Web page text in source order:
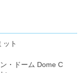
ット
・ドーム Dome C